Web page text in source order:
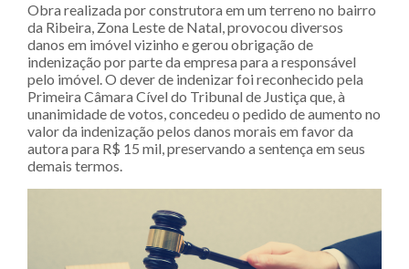
Obra realizada por construtora em um terreno no bairro
da Ribeira, Zona Leste de Natal, provocou diversos
danos em imóvel vizinho e gerou obrigação de
indenização por parte da empresa para a responsável
pelo imóvel. O dever de indenizar foi reconhecido pela
Primeira Câmara Cível do Tribunal de Justiça que, à
unanimidade de votos, concedeu o pedido de aumento no
valor da indenização pelos danos morais em favor da
autora para R$ 15 mil, preservando a sentença em seus
demais termos.